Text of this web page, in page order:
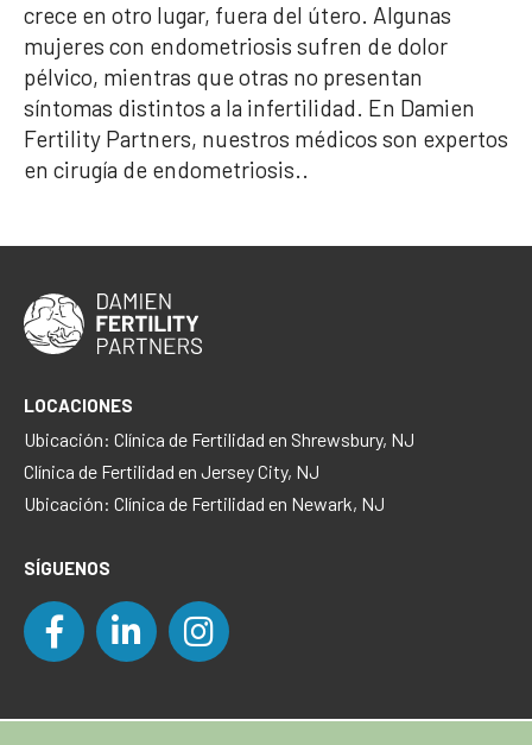
crece en otro lugar, fuera del útero. Algunas
mujeres con endometriosis sufren de dolor
pélvico, mientras que otras no presentan
síntomas distintos a la infertilidad. En Damien
Fertility Partners, nuestros médicos son expertos
en cirugía de endometriosis..
LOCACIONES
Ubicación: Clínica de Fertilidad en Shrewsbury, NJ
Clínica de Fertilidad en Jersey City, NJ
Ubicación: Clínica de Fertilidad en Newark, NJ
SÍGUENOS